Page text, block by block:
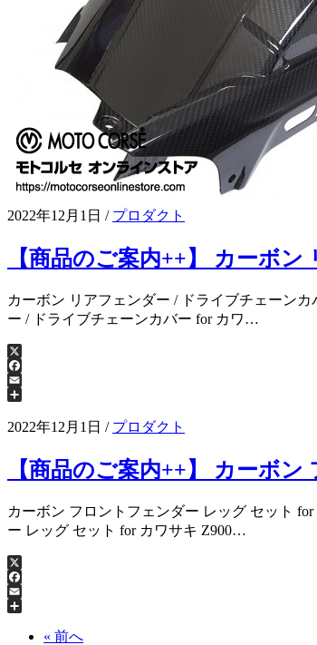
2022年12月1日 / プロダクト
【商品のご案内++】 カーボ
カーボン リアフェンダー / ドライブチェーンカ
ー / ドライブチェーンカバー for カワ…
X
Facebook
Email
有
2022年12月1日 / プロダクト
【商品のご案内++】 カーボ
カーボン フロントフェンダー レッグ セット
ー レッグ セット for カワサキ Z900…
X
Facebook
Email
« 前へ